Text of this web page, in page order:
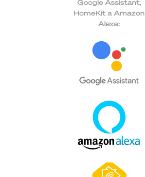
HomeKit a Amazon
Alexa: